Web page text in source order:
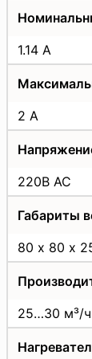
1.14 А
2 А
220В AC
Габариты
80 х 80 х
25…30 м³/ч